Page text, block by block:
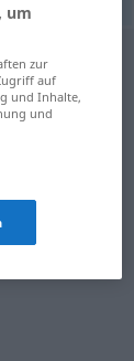
um
zur
auf
und Inhalte,
und